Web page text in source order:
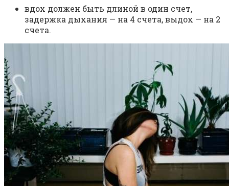
вдох должен быть длиной в один счет,
задержка дыхания — на 4 счета, выдох — на 2
счета.